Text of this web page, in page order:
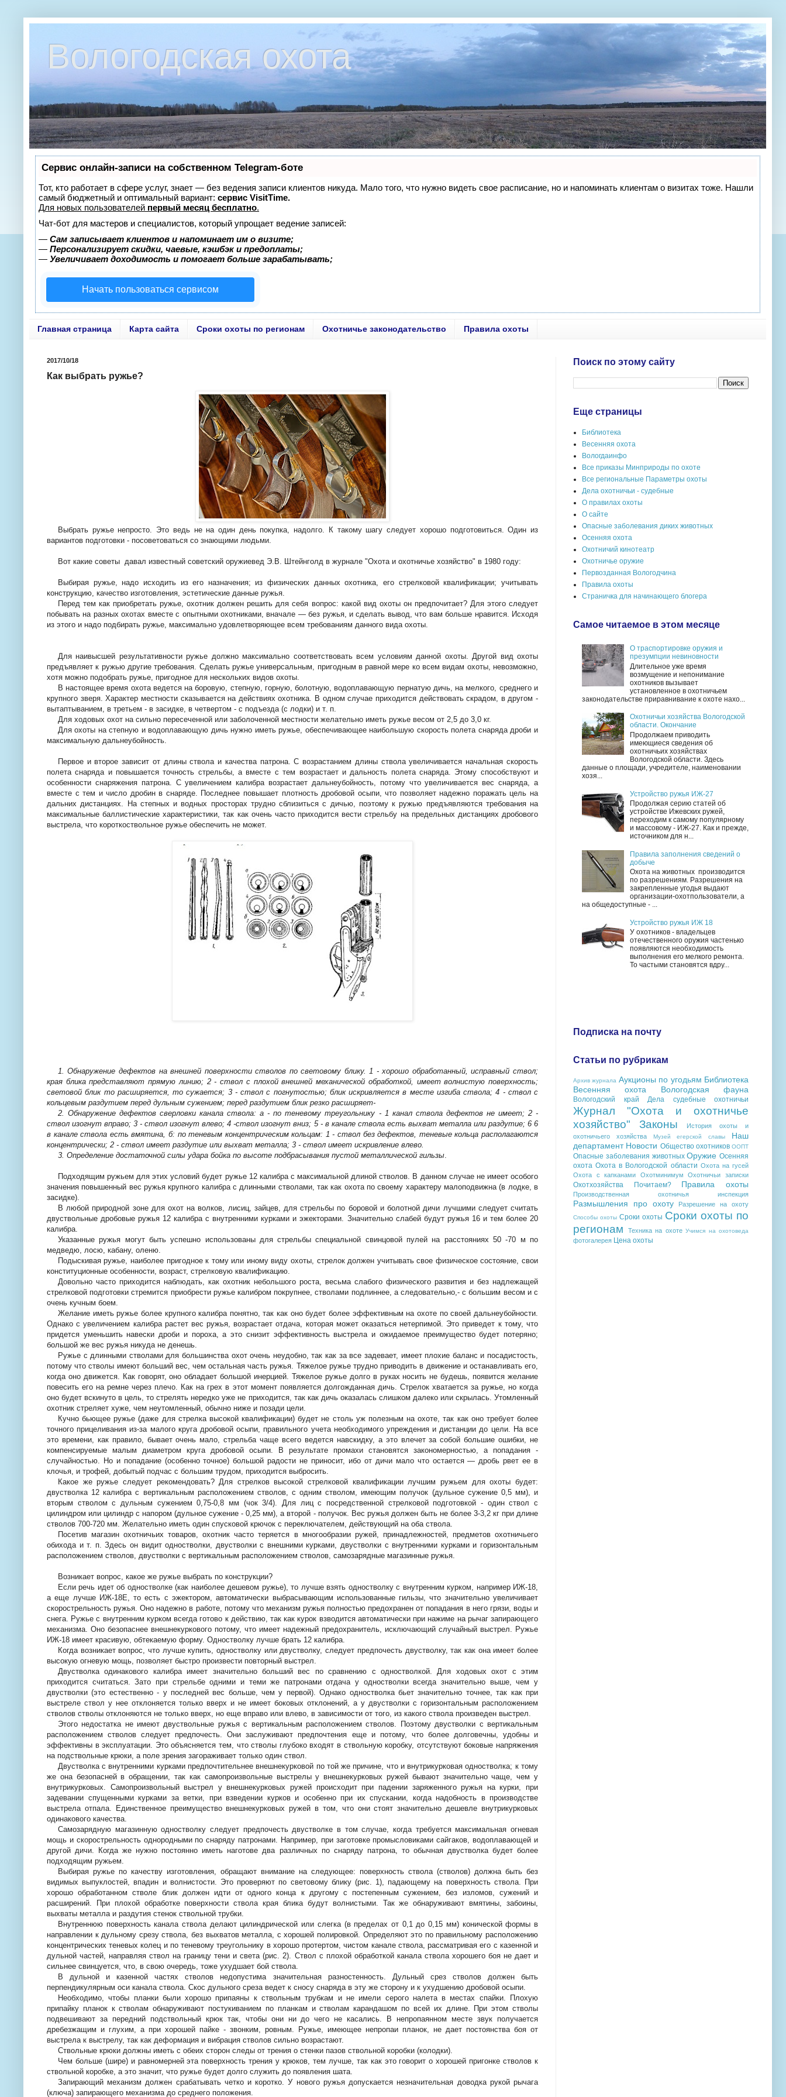
Вологодская охота
Сервис онлайн-записи на собственном Telegram-боте
Тот, кто работает в сфере услуг, знает — без ведения записи клиентов никуда. Мало того, что нужно видеть свое расписание, но и напоминать клиентам о визитах тоже. Нашли
самый бюджетный и оптимальный вариант: сервис VisitTime.
Для новых пользователей первый месяц бесплатно.
Чат-бот для мастеров и специалистов, который упрощает ведение записей:
— Сам записывает клиентов и напоминает им о визите;
— Персонализирует скидки, чаевые, кэшбэк и предоплаты;
— Увеличивает доходимость и помогает больше зарабатывать;
Начать пользоваться сервисом
Главная страница Карта сайта Сроки охоты по регионам Охотничье законодательство Правила охоты
2017/10/18
Как выбрать ружье?
Выбрать ружье непросто. Это ведь не на один день покупка, надолго. К такому шагу следует хорошо подготовиться. Один из
вариантов подготовки - посоветоваться со знающими людьми.
Вот какие советы давал известный советский оружиевед Э.В. Штейнголд в журнале "Охота и охотничье хозяйство" в 1980 году:
Выбирая ружье, надо исходить из его назначения; из физических данных охотника, его стрелковой квалификации; учитывать
конструкцию, качество изготовления, эстетические данные ружья.
Перед тем как приобретать ружье, охотник должен решить для себя вопрос: какой вид охоты он предпочитает? Для этого следует
побывать на разных охотах вместе с опытными охотниками, вначале — без ружья, и сделать вывод, что вам больше нравится. Исходя
из этого и надо подбирать ружье, максимально удовлетворяющее всем требованиям данного вида охоты.
Для наивысшей результативности ружье должно максимально соответствовать всем условиям данной охоты. Другой вид охоты
предъявляет к ружью другие требования. Сделать ружье универсальным, пригодным в равной мере ко всем видам охоты, невозможно,
хотя можно подобрать ружье, пригодное для нескольких видов охоты.
В настоящее время охота ведется на боровую, степную, горную, болотную, водоплавающую пернатую дичь, на мелкого, среднего и
крупного зверя. Характер местности сказывается на действиях охотника. В одном случае приходится действовать скрадом, в другом -
вытаптыванием, в третьем - в засидке, в четвертом - с подъезда (с лодки) и т. п.
Для ходовых охот на сильно пересеченной или заболоченной местности желательно иметь ружье весом от 2,5 до 3,0 кг.
Для охоты на степную и водоплавающую дичь нужно иметь ружье, обеспечивающее наибольшую скорость полета снаряда дроби и
максимальную дальнеубойность.
Первое и второе зависит от длины ствола и качества патрона. С возрастанием длины ствола увеличивается начальная скорость
полета снаряда и повышается точность стрельбы, а вместе с тем возрастает и дальность полета снаряда. Этому способствуют и
особенности снаряжения патрона. С увеличением калибра возрастает дальнеубойность, потому что увеличивается вес снаряда, а
вместе с тем и число дробин в снаряде. Последнее повышает плотность дробовой осыпи, что позволяет надежно поражать цель на
дальних дистанциях. На степных и водных просторах трудно сблизиться с дичью, поэтому к ружью предъявляются требования на
максимальные баллистические характеристики, так как очень часто приходится вести стрельбу на предельных дистанциях дробового
выстрела, что короткоствольное ружье обеспечить не может.
1. Обнаружение дефектов на внешней поверхности стволов по световому блику. 1 - хорошо обработанный, исправный ствол;
края блика представляют прямую линию; 2 - ствол с плохой внешней механической обработкой, имеет волнистую поверхность;
световой блик то расширяется, то сужается; 3 - ствол с погнутостью; блик искривляется в месте изгиба ствола; 4 - ствол с
кольцевым раздутием перед дульным сужением; перед раздутием блик резко расширяет-
2. Обнаружение дефектов сверловки канала ствола: а - по теневому треугольнику - 1 канал ствола дефектов не имеет; 2 -
ствол изогнут вправо; 3 - ствол изогнут влево; 4 -ствол изогнут вниз; 5 - в канале ствола есть выхват металла или раздутие; 6 6
в канале ствола есть вмятина, б: по теневым концентрическим кольцам: 1 - ствол без дефектов, теневые кольца располагаются
концентрически; 2 - ствол имеет раздутие или выхват металла; 3 - ствол имеет искривление влево.
3. Определение достаточной силы удара бойка по высоте подбрасывания пустой металлической гильзы.
Подходящим ружьем для этих условий будет ружье 12 калибра с максимальной длиной стволов. В данном случае не имеет особого
значения повышенный вес ружья крупного калибра с длинными стволами, так как охота по своему характеру малоподвижна (в лодке, в
засидке).
В любой природной зоне для охот на волков, лисиц, зайцев, для стрельбы по боровой и болотной дичи лучшими следует считать
двуствольные дробовые ружья 12 калибра с внутренними курками и эжекторами. Значительно слабей будут ружья 16 и тем более 20
калибра.
Указанные ружья могут быть успешно использованы для стрельбы специальной свинцовой пулей на расстояниях 50-70 м по
медведю, лосю, кабану, оленю.
Подыскивая ружье, наиболее пригодное к тому или иному виду охоты, стрелок должен учитывать свое физическое состояние, свои
конституционные особенности, возраст, стрелковую квалификацию.
Довольно часто приходится наблюдать, как охотник небольшого роста, весьма слабого физического развития и без надлежащей
стрелковой подготовки стремится приобрести ружье калибром покрупнее, стволами подлиннее, а следовательно,- с большим весом и с
очень кучным боем.
Желание иметь ружье более крупного калибра понятно, так как оно будет более эффективным на охоте по своей дальнеубойности.
Однако с увеличением калибра растет вес ружья, возрастает отдача, которая может оказаться нетерпимой. Это приведет к тому, что
придется уменьшить навески дроби и пороха, а это снизит эффективность выстрела и ожидаемое преимущество будет потеряно;
большой же вес ружья никуда не денешь.
Ружье с длинными стволами для большинства охот очень неудобно, так как за все задевает, имеет плохие баланс и посадистость,
потому что стволы имеют больший вес, чем остальная часть ружья. Тяжелое ружье трудно приводить в движение и останавливать его,
когда оно движется. Как говорят, оно обладает большой инерцией. Тяжелое ружье долго в руках носить не будешь, появится желание
повесить его на ремне через плечо. Как на грех в этот момент появляется долгожданная дичь. Стрелок хватается за ружье, но когда
оно будет вскинуто в цель, то стрелять нередко уже не приходится, так как дичь оказалась слишком далеко или скрылась. Утомленный
охотник стреляет хуже, чем неутомленный, обычно ниже и позади цели.
Кучно бьющее ружье (даже для стрелка высокой квалификации) будет не столь уж полезным на охоте, так как оно требует более
точного прицеливания из-за малого круга дробовой осыпи, правильного учета необходимого упреждения и дистанции до цели. На все
это времени, как правило, бывает очень мало, стрельба чаще всего ведется навскидку, а это влечет за собой большие ошибки, не
компенсируемые малым диаметром круга дробовой осыпи. В результате промахи становятся закономерностью, а попадания -
случайностью. Но и попадание (особенно точное) большой радости не приносит, ибо от дичи мало что остается — дробь рвет ее в
клочья, и трофей, добытый подчас с большим трудом, приходится выбросить.
Какое же ружье следует рекомендовать? Для стрелков высокой стрелковой квалификации лучшим ружьем для охоты будет:
двустволка 12 калибра с вертикальным расположением стволов, с одним стволом, имеющим получок (дульное сужение 0,5 мм), и
вторым стволом с дульным сужением 0,75-0,8 мм (чок 3/4). Для лиц с посредственной стрелковой подготовкой - один ствол с
цилиндром или цилиндр с напором (дульное сужение -0,25 мм), а второй - получок. Вес ружья должен быть не более 3-3,2 кгпри длине
стволов 700-720 мм . Желательно иметь один спусковой крючок с переключателем, действующий на оба ствола.
Посетив магазин охотничьих товаров, охотник часто теряется в многообразии ружей, принадлежностей, предметов охотничьего
обихода и т. п. Здесь он видит одностволки, двустволки с внешними курками, двустволки с внутренними курками и горизонтальным
расположением стволов, двустволки с вертикальным расположением стволов, самозарядные магазинные ружья.
Возникает вопрос, какое же ружье выбрать по конструкции?
Если речь идет об одностволке (как наиболее дешевом ружье), то лучше взять одностволку с внутренним курком, например ИЖ-18,
а еще лучше ИЖ-18Е, то есть с эжектором, автоматически выбрасывающим использованные гильзы, что значительно увеличивает
скорострельность ружья. Оно надежно в работе, потому что механизм ружья полностью предохранен от попадания в него грязи, воды и
снега. Ружье с внутренним курком всегда готово к действию, так как курок взводится автоматически при нажиме на рычаг запирающего
механизма. Оно безопаснее внешнекуркового потому, что имеет надежный предохранитель, исключающий случайный выстрел. Ружье
ИЖ-18 имеет красивую, обтекаемую форму. Одностволку лучше брать 12 калибра.
Когда возникает вопрос, что лучше купить, одностволку или двустволку, следует предпочесть двустволку, так как она имеет более
высокую огневую мощь, позволяет быстро произвести повторный выстрел.
Двустволка одинакового калибра имеет значительно больший вес по сравнению с одностволкой. Для ходовых охот с этим
приходится считаться. Зато при стрельбе одними и теми же патронами отдача у одностволки всегда значительно выше, чем у
двустволки (это естественно - у последней вес больше, чем у первой). Однако одностволка бьет значительно точнее, так как при
выстреле ствол у нее отклоняется только вверх и не имеет боковых отклонений, а у двустволки с горизонтальным расположением
стволов стволы отклоняются не только вверх, но еще вправо или влево, в зависимости от того, из какого ствола произведен выстрел.
Этого недостатка не имеют двуствольные ружья с вертикальным расположением стволов. Поэтому двустволки с вертикальным
расположением стволов следует предпочесть. Они заслуживают предпочтения еще и потому, что более долговечны, удобны и
эффективны в эксплуатации. Это объясняется тем, что стволы глубоко входят в ствольную коробку, отсутствуют боковые напряжения
на подствольные крюки, а поле зрения загораживает только один ствол.
Двустволка с внутренними курками предпочтительнее внешнекурковой по той же причине, что и внутрикурковая одностволка; к тому
же она безопасней в обращении, так как самопроизвольные выстрелы у внешнекурковых ружей бывают значительно чаще, чем у
внутрикурковых. Самопроизвольный выстрел у внешнекурковых ружей происходит при падении заряженного ружья на курки, при
задевании спущенными курками за ветки, при взведении курков и особенно при их спускании, когда надобность в производстве
выстрела отпала. Единственное преимущество внешнекурковых ружей в том, что они стоят значительно дешевле внутрикурковых
одинакового качества.
Самозарядную магазинную одностволку следует предпочесть двустволке в том случае, когда требуется максимальная огневая
мощь и скорострельность однородными по снаряду патронами. Например, при заготовке промысловиками сайгаков, водоплавающей и
другой дичи. Когда же нужно постоянно иметь наготове два различных по снаряду патрона, то обычная двустволка будет более
подходящим ружьем.
Выбирая ружье по качеству изготовления, обращают внимание на следующее: поверхность ствола (стволов) должна быть без
видимых выпуклостей, впадин и волнистости. Это проверяют по световому блику (рис. 1), падающему на поверхность ствола. При
хорошо обработанном стволе блик должен идти от одного конца к другому с постепенным сужением, без изломов, сужений и
расширений. При плохой обработке поверхности ствола края блика будут волнистыми. Так же обнаруживают вмятины, забоины,
выхваты металла и раздутия стенок ствольной трубки.
Внутреннюю поверхность канала ствола делают цилиндрической или слегка (в пределах от 0,1 до0,15 мм) конической формы в
направлении к дульному срезу ствола, без выхватов металла, с хорошей полировкой. Определяют это по правильному расположению
концентрических теневых колец и по теневому треугольнику в хорошо протертом, чистом канале ствола, рассматривая его с казенной и
дульной частей, направляя ствол на границу тени и света (рис. 2). Ствол с плохой обработкой канала ствола хорошего боя не дает и
сильнее свинцуется, что, в свою очередь, тоже ухудшает бой ствола.
В дульной и казенной частях стволов недопустима значительная разностенность. Дульный срез стволов должен быть
перпендикулярным оси канала ствола. Скос дульного среза ведет к сносу снаряда в эту же сторону и к ухудшению дробовой осыпи.
Необходимо, чтобы планки были хорошо припаяны к ствольным трубкам и не имели серого налета в местах спайки. Плохую
припайку планок к стволам обнаруживают постукиванием по планкам и стволам карандашом по всей их длине. При этом стволы
подвешивают за передний подствольный крюк так, чтобы они ни до чего не касались. В непропаянном месте звук получается
дребезжащим и глухим, а при хорошей пайке - звонким, ровным. Ружье, имеющее непропаи планок, не дает постоянства боя от
выстрела к выстрелу, так как деформация и вибрация стволов сильно возрастают.
Ствольные крюки должны иметь с обеих сторон следы от трения о стенки пазов ствольной коробки (колодки).
Чем больше (шире) и равномерней эта поверхность трения у крюков, тем лучше, так как это говорит о хорошей пригонке стволов к
ствольной коробке, а это значит, что ружье будет долго служить до появления шата.
Запирающий механизм должен срабатывать четко и коротко. У нового ружья допускается незначительная доводка рукой рычага
(ключа) запирающего механизма до среднего положения.
Поиск по этому сайту
Еще страницы
Библиотека
Весенняя охота
Вологдаинфо
Все приказы Минприроды по охоте
Все региональные Параметры охоты
Дела охотничьи - судебные
О правилах охоты
О сайте
Опасные заболевания диких животных
Осенняя охота
Охотничий кинотеатр
Охотничье оружие
Первозданная Вологодчина
Правила охоты
Страничка для начинающего блогера
Самое читаемое в этом месяце
О траспортировке оружия и
презумпции невиновности
Длительное уже время
возмущение и непонимание
охотников вызывает
установленное в охотничьем
законодательстве приравнивание к охоте нахо...
Охотничьи хозяйства Вологодской
области. Окончание
Продолжаем приводить
имеющиеся сведения об
охотничьих хозяйствах
Вологодской области. Здесь
данные о площади, учредителе, наименовании
хозя...
Устройство ружья ИЖ-27
Продолжая серию статей об
устройстве Ижевских ружей,
переходим к самому популярному
и массовому - ИЖ-27. Как и прежде,
источником для н...
Правила заполнения сведений о
добыче
Охота на животных производится
по разрешениям. Разрешения на
закрепленные угодья выдают
организации-охотпользователи, а
на общедоступные - ...
Устройство ружья ИЖ 18
У охотников - владельцев
отечественного оружия частенько
появляются необходимость
выполнения его мелкого ремонта.
То частыми становятся вдру...
Подписка на почту
Статьи по рубрикам
Архив журнала Аукционы по угодьям Библиотека
Весенняя охота
Вологодская фауна
Вологодский край Дела судебные охотничьи
Журнал "Охота и охотничье
хозяйство"
Законы
История охоты и
охотничьего хозяйства
Музей егерской славы
Наш
департамент Новости Общество охотников ООПТ
Опасные заболевания животных Оружие Осенняя
охота Охота в Вологодской области Охота на гусей
Охота с капканами
Охотминимум Охотничьи записки
Охотхозяйства Почитаем? Правила охоты
Производственная охотничья инспекция
Размышления про охоту Разрешение на охоту
Способы охоты Сроки охоты Сроки охоты по
регионам
Техника на охоте Учимся на охотоведа
фотогалерея Цена охоты